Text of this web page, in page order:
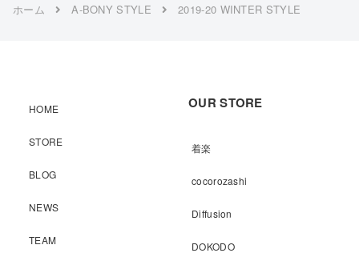
ホーム A-BONY STYLE 2019-20 WINTER STYLE
HOME
STORE
BLOG
NEWS
TEAM
OUR STORE
着楽
cocorozashi
Diffusion
DOKODO